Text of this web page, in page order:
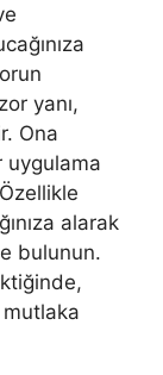
yanı,
Ona
uygulama
alarak
bulunun.